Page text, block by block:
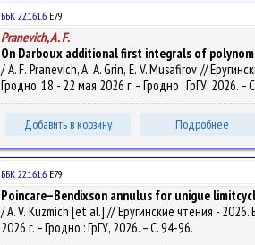
ББК 22.161.6 Е79
Pranevich, A. F.
On Darboux additional first integrals of
/ A. F. Pranevich, A. A. Grin, E. V. Musafirov //
Гродно, 18 - 22 мая 2026 г. – Гродно : ГрГУ, 2026. –
Добавить в корзину Подробнее
ББК 22.161.6 Е79
Poincare–Bendixson annulus for unigue
/ A. V. Kuzmich [et al.] // Еругинские чтения -
2026 г. – Гродно : ГрГУ, 2026. – С. 94-96.